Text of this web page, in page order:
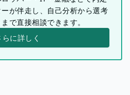
が伴走し、自己分析から選考
で直接相談できます。
らに詳しく